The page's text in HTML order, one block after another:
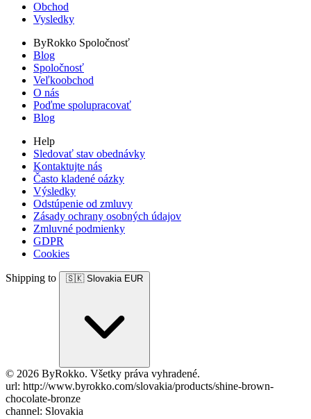
Obchod
Vysledky
ByRokko Spoločnosť
Blog
Spoločnosť
Veľkoobchod
O nás
Poďme spolupracovať
Blog
Help
Sledovať stav obednávky
Kontaktujte nás
Často kladené oázky
Výsledky
Odstúpenie od zmluvy
Zásady ochrany osobných údajov
Zmluvné podmienky
GDPR
Cookies
Shipping to 🇸🇰 Slovakia EUR
© 2026 ByRokko. Všetky práva vyhradené.
url: http://www.byrokko.com/slovakia/products/shine-brown-
chocolate-bronze
channel: Slovakia